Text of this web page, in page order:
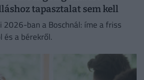
tapasztalat sem kell
2026-ban a Boschnál: íme a friss
és a bérekről.